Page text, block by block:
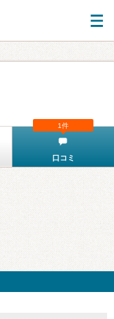
口コミ
1件